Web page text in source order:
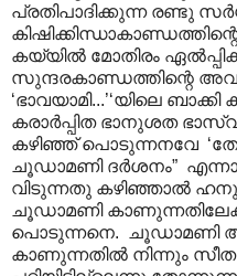
പ്രതിപാദിക്കുന്ന രണ്ടു
കയ്യിൽ മോതിരം
സുന്ദരകാണ്ഡത്തിന്റെ
‘ഭാവയാമി...’‘യിലെ
കരാർപ്പിത ഭാനുശത
കഴിഞ്ഞ് പൊടുന്നനവേ
ചൂഡാമണി ദർശനം”
വിടുന്നതു കഴിഞ്ഞാൽ
ചൂഡാമണി
പൊടുന്നനെ. ചൂഡാമണി
കാണുന്നതിൽ നിന്നും